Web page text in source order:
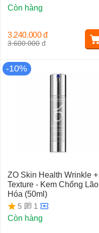
Còn hàng
3.600.000 đ
3.240.000 đ
-10%
ZO Skin Health Wrinkle +
Texture - Kem Chống Lão
Hóa (50ml)
5
1
Còn hàng